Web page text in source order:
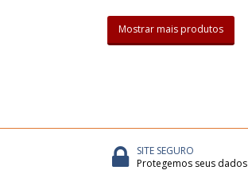
Mostrar mais produtos
SITE SEGURO
Protegemos seus dados